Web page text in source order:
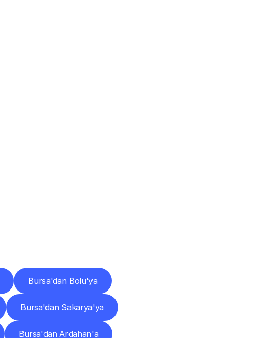
Bursa'dan Bolu'ya
Bursa'dan Sakarya'ya
Bursa'dan Ardahan'a